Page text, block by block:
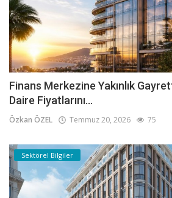
Finans Merkezine Yakınlık
Daire Fiyatlarını...
Özkan ÖZEL Temmuz 20, 2026 75
Sektörel Bilgiler